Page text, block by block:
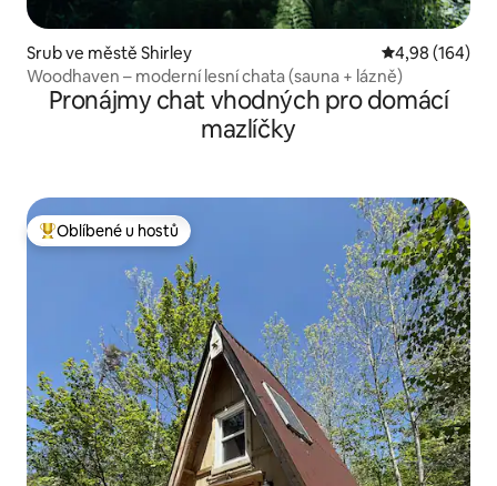
Srub ve městě Shirley Průměrné
4,98 (164)
Woodhaven – moderní lesní chata (sauna + lázně)
Pronájmy chat vhodných pro domácí
mazlíčky
Nejlepší v kategorii Oblíbené u hostů
Oblíbené u hostů